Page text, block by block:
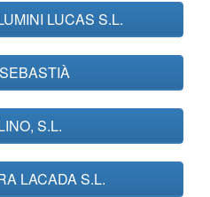
LUCAS S.L.
S.L.
LACADA S.L.